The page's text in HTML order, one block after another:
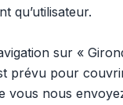
qu’utilisateur.
sur «
prévu pour
vous nous